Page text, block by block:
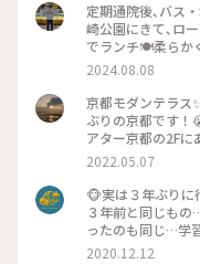
定期通院後､バス
崎公園にきて､ロ
でランチ🍽️柔らか
🍛 #グルメ #ランチ
2024.08.08
京都モダンテラス
ぶりの京都です！
アター京都の2Fに
こで時間を過ごし
キのくずを食べに
とりっぷ #春風
2022.05.07
🐵実は３年ぶりに
３年前と同じも
2020.12.12